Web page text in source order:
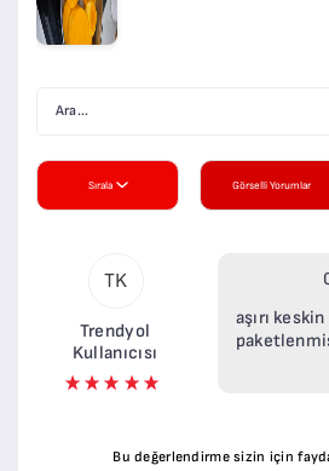
Sırala Görselli Yorumlar
TK
Trendyol
Kullanıcısı
aşırı
Bu değerlendirme sizin için